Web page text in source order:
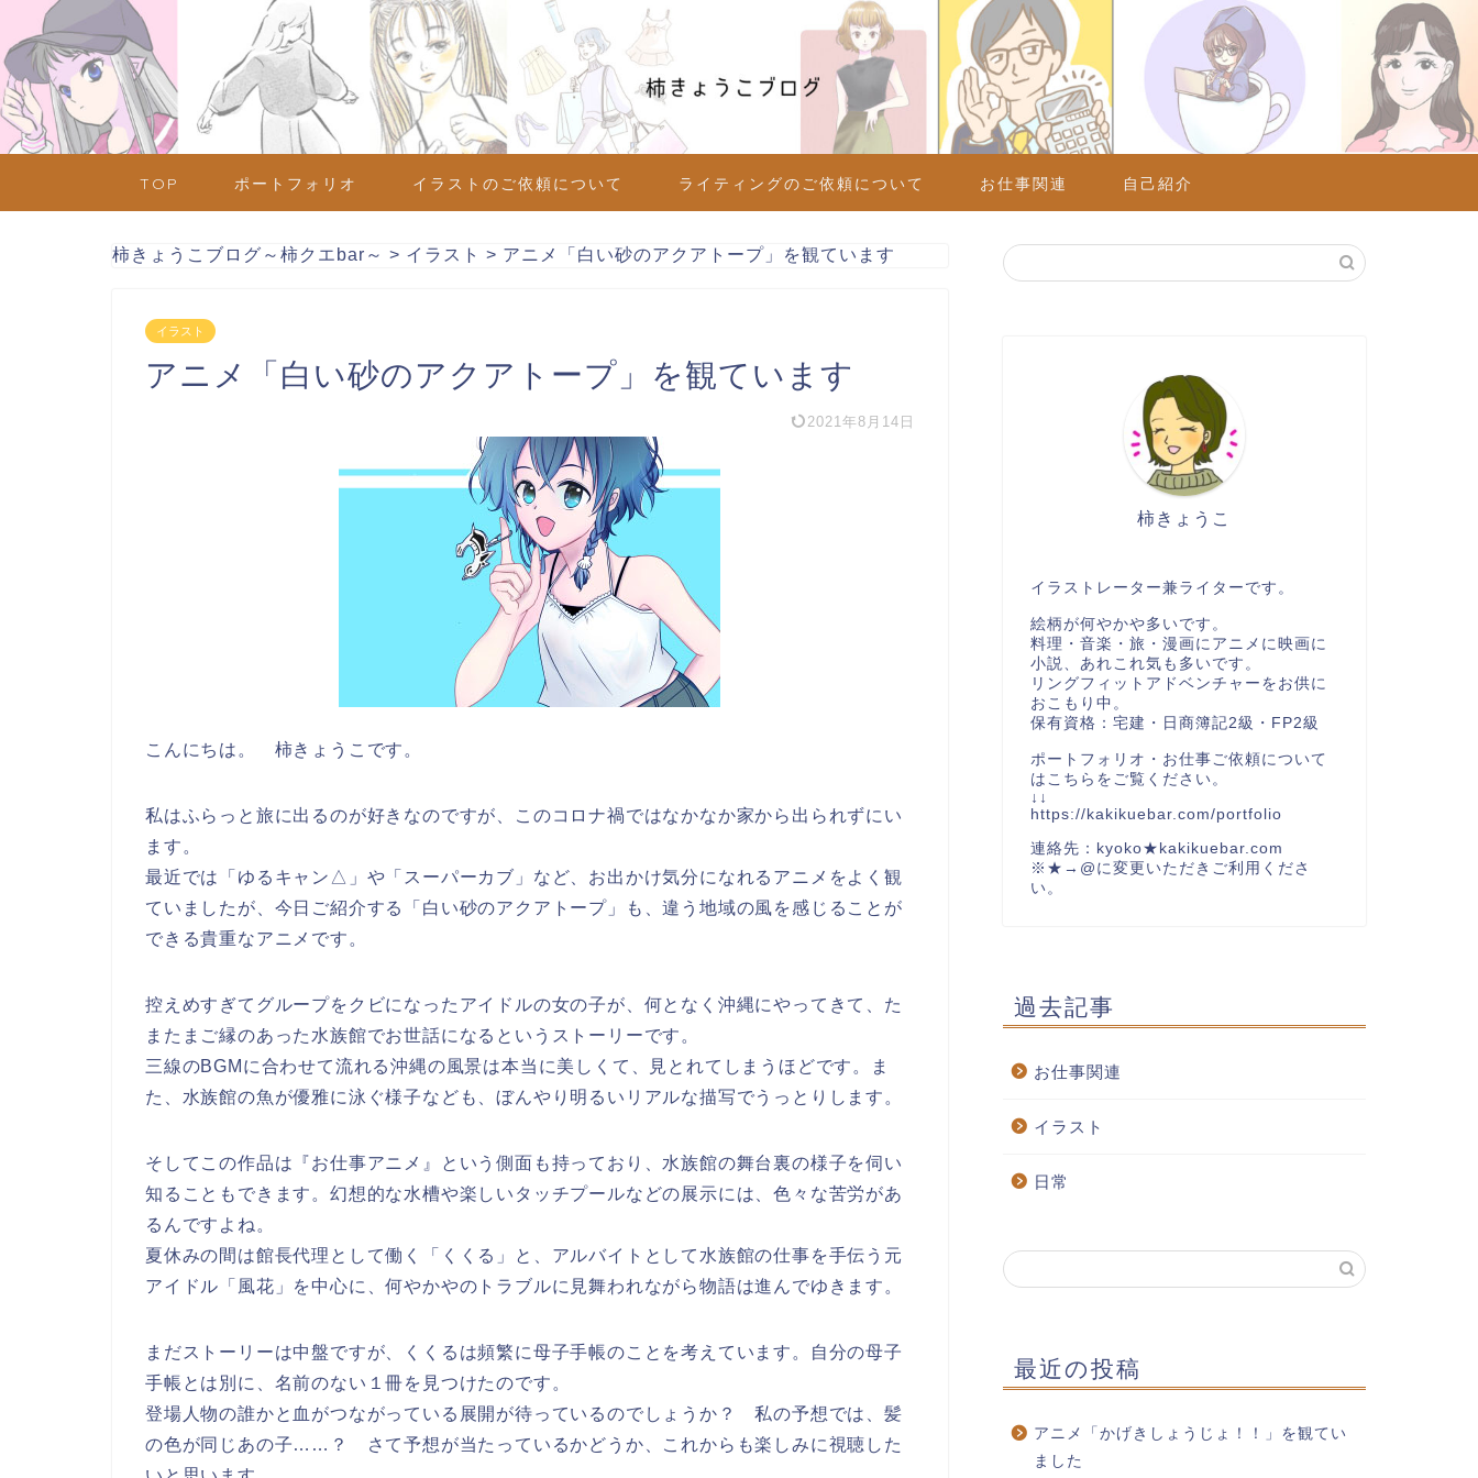
TOP ポートフォリオ イラストのご依頼について ライティングのご依頼について お仕事関連 自己紹介
柿きょうこブログ～柿クエbar～ > イラスト > アニメ「白い砂のアクアトープ」を観ています
イラスト
アニメ「白い砂のアクアトープ」を観ています
2021年8月14日
こんにちは。 柿きょうこです。
私はふらっと旅に出るのが好きなのですが、このコロナ禍ではなかなか家から出られずにい
ます。
最近では「ゆるキャン△」や「スーパーカブ」など、お出かけ気分になれるアニメをよく観
ていましたが、今日ご紹介する「白い砂のアクアトープ」も、違う地域の風を感じることが
できる貴重なアニメです。
控えめすぎてグループをクビになったアイドルの女の子が、何となく沖縄にやってきて、た
またまご縁のあった水族館でお世話になるというストーリーです。
三線のBGMに合わせて流れる沖縄の風景は本当に美しくて、見とれてしまうほどです。ま
た、水族館の魚が優雅に泳ぐ様子なども、ぼんやり明るいリアルな描写でうっとりします。
そしてこの作品は『お仕事アニメ』という側面も持っており、水族館の舞台裏の様子を伺い
知ることもできます。幻想的な水槽や楽しいタッチプールなどの展示には、色々な苦労があ
るんですよね。
夏休みの間は館長代理として働く「くくる」と、アルバイトとして水族館の仕事を手伝う元
アイドル「風花」を中心に、何やかやのトラブルに見舞われながら物語は進んでゆきます。
まだストーリーは中盤ですが、くくるは頻繁に母子手帳のことを考えています。自分の母子
手帳とは別に、名前のない１冊を見つけたのです。
登場人物の誰かと血がつながっている展開が待っているのでしょうか？ 私の予想では、髪
の色が同じあの子……？ さて予想が当たっているかどうか、これからも楽しみに視聴した
柿きょうこ
イラストレーター兼ライターです。
絵柄が何やかや多いです。
料理・音楽・旅・漫画にアニメに映画に
小説、あれこれ気も多いです。
リングフィットアドベンチャーをお供に
おこもり中。
保有資格：宅建・日商簿記2級・FP2級
ポートフォリオ・お仕事ご依頼について
はこちらをご覧ください。
↓↓
https://kakikuebar.com/portfolio
連絡先：kyoko★kakikuebar.com
※★→@に変更いただきご利用くださ
い。
過去記事
お仕事関連
イラスト
日常
最近の投稿
アニメ「かげきしょうじょ！！」を観てい
ました